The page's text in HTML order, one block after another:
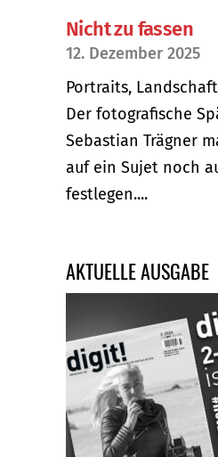
Nicht zu fassen
12. Dezember 2025
Portraits,
Der fotografische
Sebastian Trägner
auf ein Sujet noch
festlegen....
AKTUELLE AUSGABE